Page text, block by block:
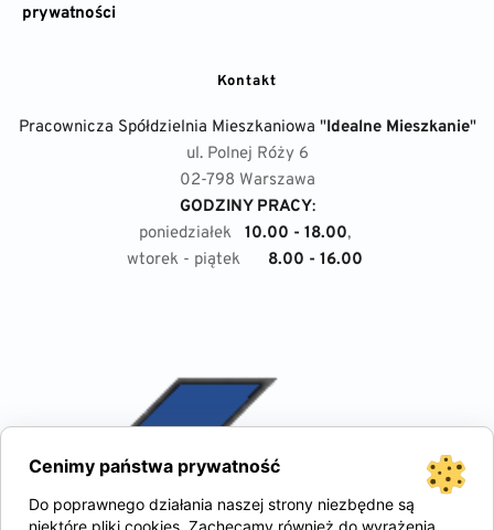
prywatności
Kontakt
Pracownicza Spółdzielnia Mieszkaniowa "Idealne Mieszkanie"
ul. Polnej Róży 6
02-798 Warszawa
GODZINY PRACY:
poniedziałek
10.00 - 18.00,
wtorek - piątek
8.00 - 16.00
Cenimy państwa prywatność
Do poprawnego działania naszej strony niezbędne są
niektóre pliki cookies. Zachęcamy również do wyrażenia